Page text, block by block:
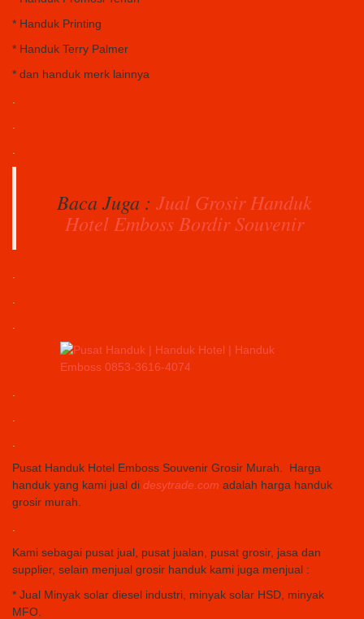
* Handuk Printing
* Handuk Terry Palmer
* dan handuk merk lainnya
Baca Juga : Jual Grosir Handuk
Hotel Emboss Bordir Souvenir
Pusat Handuk Hotel Emboss Souvenir Grosir Murah. Harga
handuk yang kami jual di desytrade.com adalah harga handuk
grosir murah.
Kami sebagai pusat jual, pusat jualan, pusat grosir, jasa dan
supplier, selain menjual grosir handuk kami juga menjual :
* Jual Minyak solar diesel industri, minyak solar HSD, minyak
MFO.